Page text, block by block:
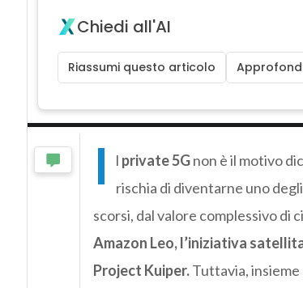
Chiedi all'AI
Riassumi questo articolo
I l private 5Gnon è il motivo
rischia di diventarne uno
scorsi, dal valore complessivo di
Amazon Leo, l’iniziativa
Project Kuiper.Tuttavia, insieme